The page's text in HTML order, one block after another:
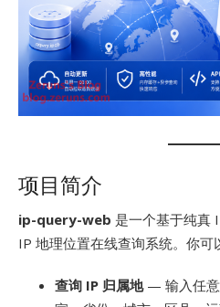
项目简介
ip-query-web 是一个基于纯真
IP 地理位置在线查询系统。你可
查询 IP 归属地— 输入任意